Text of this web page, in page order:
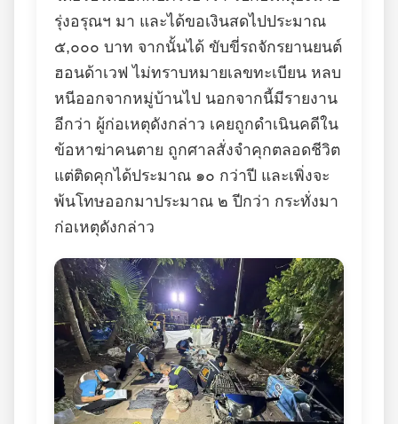
รุ่งอรุณฯ มา และได้ขอเงินสดไปประมาณ
๕,๐๐๐ บาท จากนั้นได้ ขับขี่รถจักรยานยนต์
ฮอนด้าเวฟ ไม่ทราบหมายเลขทะเบียน หลบ
หนีออกจากหมู่บ้านไป นอกจากนี้มีรายงาน
อีกว่า ผู้ก่อเหตุดังกล่าว เคยถูกดำเนินคดีใน
ข้อหาฆ่าคนตาย ถูกศาลสั่งจำคุกตลอดชีวิต
แต่ติดคุกได้ประมาณ ๑๐ กว่าปี และเพิ่งจะ
พ้นโทษออกมาประมาณ ๒ ปีกว่า กระทั่งมา
ก่อเหตุดังกล่าว